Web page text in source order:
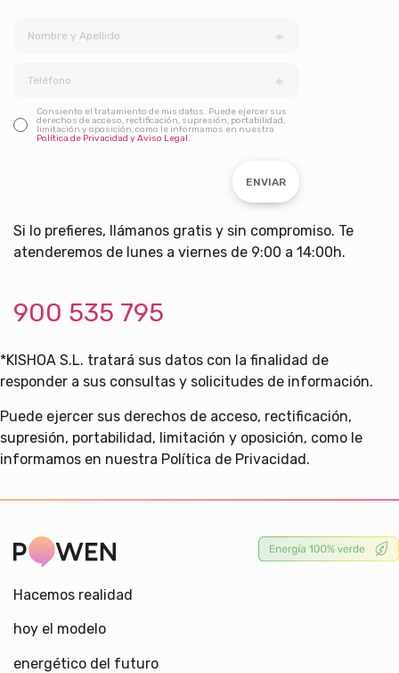
Consiento el tratamiento de mis datos. Puede ejercer sus
derechos de acceso, rectificación, supresión, portabilidad,
limitación y oposición, como le informamos en nuestra
Política de Privacidad y Aviso Legal.
ENVIAR
Si lo prefieres, llámanos gratis y sin compromiso. Te
atenderemos de lunes a viernes de 9:00 a 14:00h.
900 535 795
*KISHOA S.L. tratará sus datos con la finalidad de
responder a sus consultas y solicitudes de información.
Puede ejercer sus derechos de acceso, rectificación,
supresión, portabilidad, limitación y oposición, como le
informamos en nuestra Política de Privacidad.
Hacemos realidad
hoy el modelo
energético del futuro